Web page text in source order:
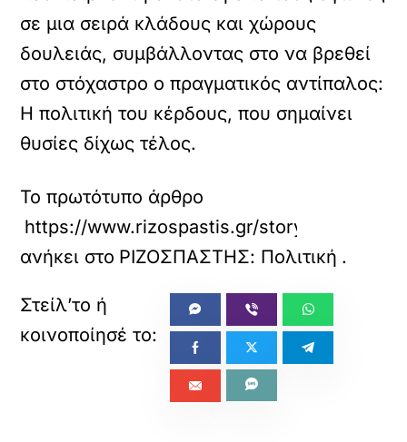
σε μια σειρά κλάδους και χώρους
δουλειάς, συμβάλλοντας στο να βρεθεί
στο στόχαστρο ο πραγματικός αντίπαλος:
Η πολιτική του κέρδους, που σημαίνει
θυσίες δίχως τέλος.
Το πρωτότυπο άρθρο
https://www.rizospastis.gr/
ανήκει στο ΡΙΖΟΣΠΑΣΤΗΣ: Πολιτική .